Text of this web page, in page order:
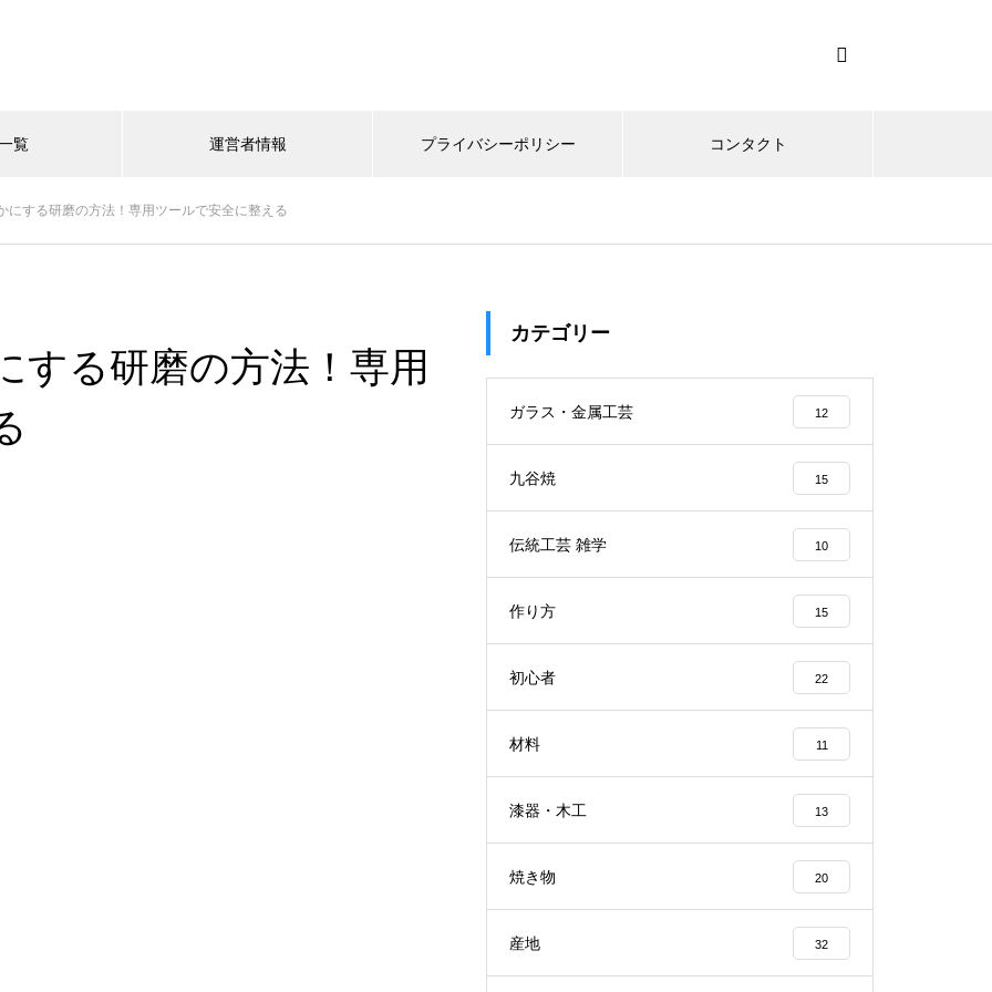
覧 運営者情報 プライバシーポリシー コンタクト
にする研磨の方法！専用ツールで安全に整える
する研磨の方法！専用
カテゴリー
ガラス・金属工芸 12
九谷焼 15
伝統工芸 雑学 10
作り方 15
初心者 22
材料 11
漆器・木工 13
焼き物 20
産地 32